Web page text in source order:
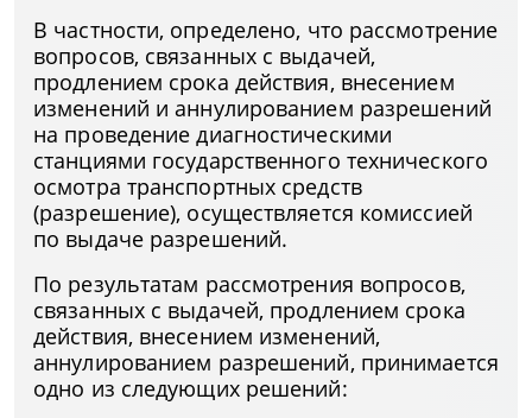
В частности, определено, что рассмотрение
вопросов, связанных с выдачей,
продлением срока действия, внесением
изменений и аннулированием разрешений
на проведение диагностическими
станциями государственного технического
осмотра транспортных средств
(разрешение), осуществляется комиссией
по выдаче разрешений.
По результатам рассмотрения вопросов,
связанных с выдачей, продлением срока
действия, внесением изменений,
аннулированием разрешений, принимается
одно из следующих решений: